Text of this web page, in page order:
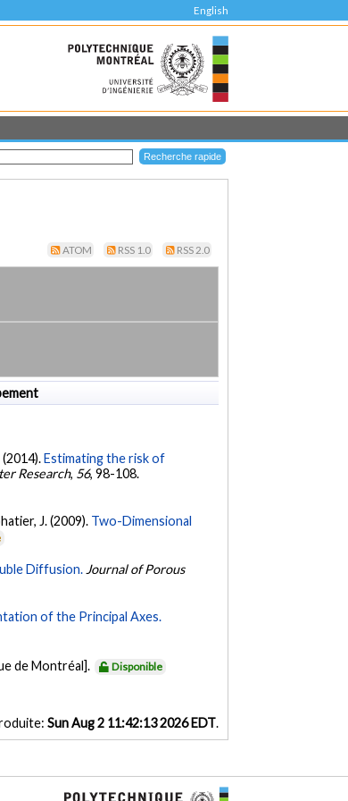
English
ATOM RSS 1.0 RSS 2.0
(2014).Estimating the risk of
Research, 56, 98-108.
J. (2009). Two-Dimensional
Diffusion. Journal of Porous
of the Principal Axes.
de Montréal]. Disponible
Sun Aug 2 11:42:13 2026 EDT.